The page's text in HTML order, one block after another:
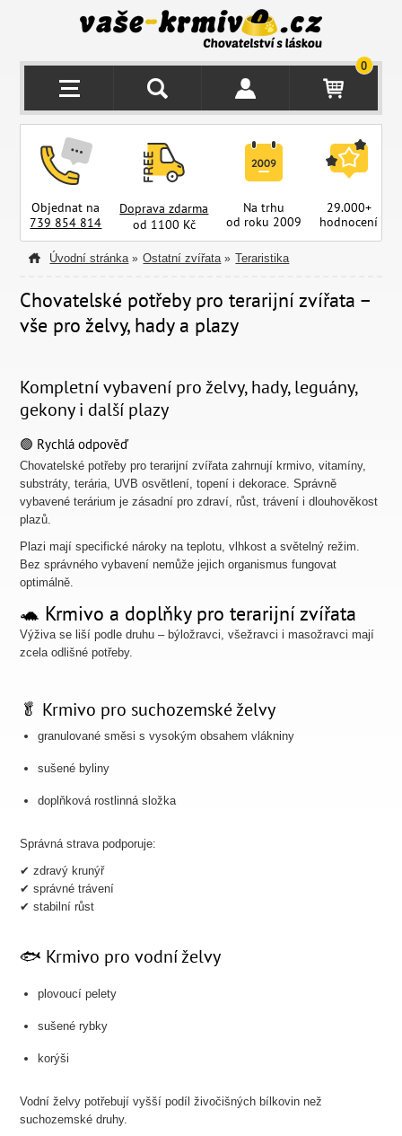
0
Objednat na
739 854 814
Doprava zdarma
od 1100 Kč
Na trhu
od roku 2009
29.000+
hodnocení
Úvodní stránka » Ostatní zvířata » Teraristika
Chovatelské potřeby pro terarijní zvířata –
vše pro želvy, hady a plazy
Kompletní vybavení pro želvy, hady, leguány,
gekony i další plazy
🟢 Rychlá odpověď
Chovatelské potřeby pro terarijní zvířata zahrnují krmivo, vitamíny,
substráty, terária, UVB osvětlení, topení i dekorace. Správně
vybavené terárium je zásadní pro zdraví, růst, trávení i dlouhověkost
plazů.
Plazi mají specifické nároky na teplotu, vlhkost a světelný režim.
Bez správného vybavení nemůže jejich organismus fungovat
optimálně.
🐢 Krmivo a doplňky pro terarijní zvířata
Výživa se liší podle druhu – býložravci, všežravci i masožravci mají
zcela odlišné potřeby.
🥬 Krmivo pro suchozemské želvy
granulované směsi s vysokým obsahem vlákniny
sušené byliny
doplňková rostlinná složka
Správná strava podporuje:
✔ zdravý krunýř
✔ správné trávení
✔ stabilní růst
🐟 Krmivo pro vodní želvy
plovoucí pelety
sušené rybky
korýši
Vodní želvy potřebují vyšší podíl živočišných bílkovin než
suchozemské druhy.